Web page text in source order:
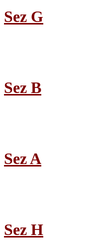
Sez G
Sez B
Sez A
Sez H